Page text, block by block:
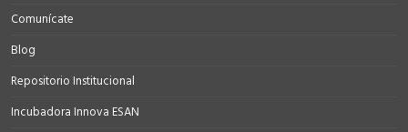
Comunícate
Blog
Repositorio Institucional
Incubadora Innova ESAN